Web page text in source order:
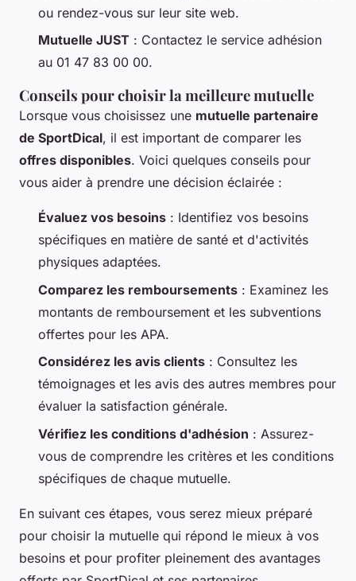
ou rendez-vous sur leur site web.
Mutuelle JUST : Contactez le service adhésion
au 01 47 83 00 00.
Conseils pour choisir la meilleure mutuelle
Lorsque vous choisissez une mutuelle partenaire
de SportDical, il est important de comparer les
offres disponibles. Voici quelques conseils pour
vous aider à prendre une décision éclairée :
Évaluez vos besoins : Identifiez vos besoins
spécifiques en matière de santé et d'activités
physiques adaptées.
Comparez les remboursements : Examinez les
montants de remboursement et les subventions
offertes pour les APA.
Considérez les avis clients : Consultez les
témoignages et les avis des autres membres pour
évaluer la satisfaction générale.
Vérifiez les conditions d'adhésion : Assurez-
vous de comprendre les critères et les conditions
spécifiques de chaque mutuelle.
En suivant ces étapes, vous serez mieux préparé
pour choisir la mutuelle qui répond le mieux à vos
besoins et pour profiter pleinement des avantages